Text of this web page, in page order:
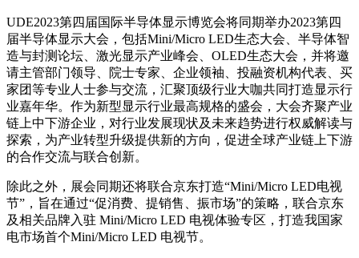
UDE2023第四届国际半导体显示博览会将同期举办2023第四
届半导体显示大会，包括Mini/Micro LED生态大会、半导体智
造与封测论坛、激光显示产业峰会、OLED生态大会，并将邀
请主管部门领导、院士专家、企业领袖、投融资机构代表、买
家团等专业人士参与交流，汇聚顶级行业大咖共同打造显示行
业嘉年华。作为新型显示行业最高规格的盛会，大会齐聚产业
链上中下游企业，对行业发展现状及未来趋势进行权威解读与
探索，为产业转型升级提供新的方向，促进全球产业链上下游
的合作交流与联合创新。
除此之外，展会同期还将联合京东打造“Mini/Micro LED电视
节”，旨在通过“促消费、提销售、振市场”的策略，联合京东
及相关品牌入驻 Mini/Micro LED 电视体验专区，打造我国家
电市场首个Mini/Micro LED 电视节。